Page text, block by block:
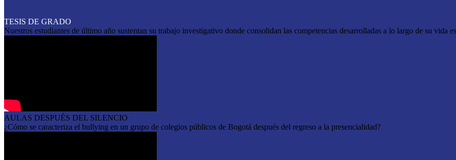
TESIS DE GRADO
Nuestros estudiantes de último año sustentan su trabajo investigativo donde consolidan las competencias desarrolladas a lo largo de su vida
AULAS DESPUÉS DEL SILENCIO
¿Cómo se caracteriza el bullying en un grupo de colegios públicos de Bogotá después del regreso a la presencialidad?